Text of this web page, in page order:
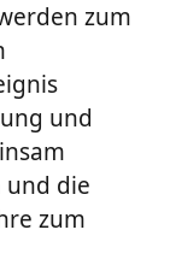
zum
und
und die
zum